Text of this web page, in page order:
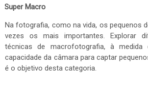
Super Macro
Na fotografia, como na vida, os pequenos
vezes os mais importantes. Explorar
técnicas de macrofotografia, à
capacidade da câmara para captar
é o objetivo desta categoria.